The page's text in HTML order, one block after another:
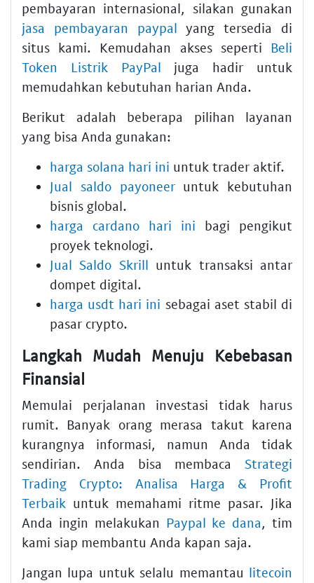
pembayaran internasional, silakan gunakan
jasa pembayaran paypal yang tersedia di
situs kami. Kemudahan akses seperti Beli
Token Listrik PayPal juga hadir untuk
memudahkan kebutuhan harian Anda.
Berikut adalah beberapa pilihan layanan
yang bisa Anda gunakan:
harga solana hari ini untuk trader aktif.
Jual saldo payoneeruntuk kebutuhan
bisnis global.
harga cardano hari ini bagi pengikut
proyek teknologi.
Jual Saldo Skrill untuk transaksi antar
dompet digital.
harga usdt hari ini sebagai aset stabil di
pasar crypto.
Langkah Mudah Menuju Kebebasan
Finansial
Memulai perjalanan investasi tidak harus
rumit. Banyak orang merasa takut karena
kurangnya informasi, namun Anda tidak
sendirian. Anda bisa membaca Strategi
Trading Crypto: Analisa Harga & Profit
Terbaik untuk memahami ritme pasar. Jika
Anda ingin melakukan Paypal ke dana, tim
kami siap membantu Anda kapan saja.
Jangan lupa untuk selalu memantau litecoin